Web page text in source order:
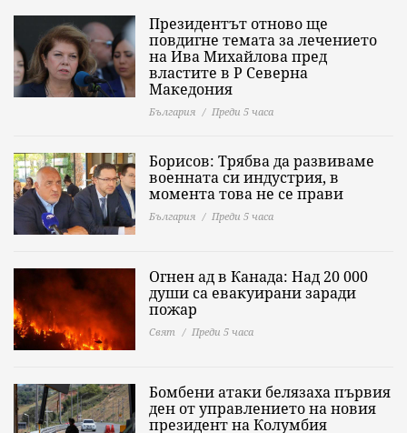
Президентът отново ще
повдигне темата за лечението
на Ива Михайлова пред
властите в Р Северна
Македония
България Преди 5 часа
Борисов: Трябва да развиваме
военната си индустрия, в
момента това не се прави
България Преди 5 часа
Огнен ад в Канада: Над 20 000
души са евакуирани заради
пожар
Свят Преди 5 часа
Бомбени атаки белязаха първия
ден от управлението на новия
президент на Колумбия